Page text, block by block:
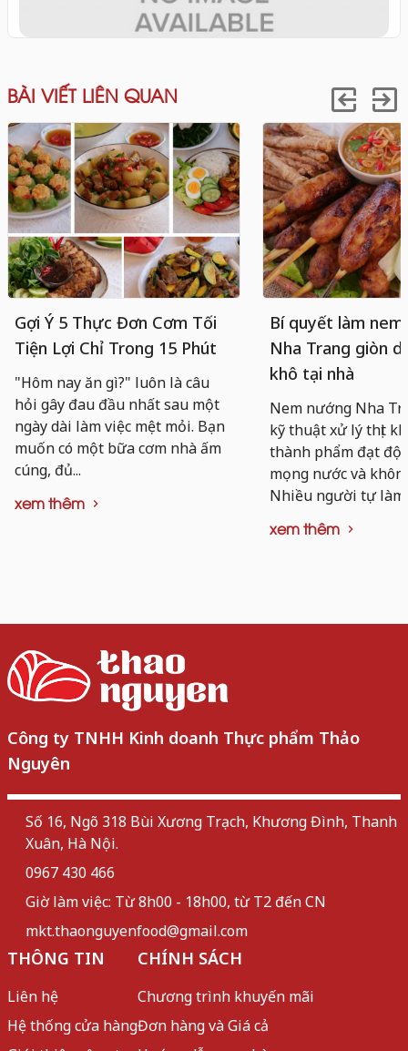
BÀI VIẾT LIÊN QUAN
Gợi Ý 5 Thực Đơn Cơm Tối
Tiện Lợi Chỉ Trong 15 Phút
"Hôm nay ăn gì?" luôn là câu
hỏi gây đau đầu nhất sau một
ngày dài làm việc mệt mỏi. Bạn
muốn có một bữa cơm nhà ấm
cúng, đủ...
xem thêm
Bí quyết làm
Nha Trang giòn
khô tại nhà
Nem nướng Nha
kỹ thuật xử lý thịt
thành phẩm đạt độ
mọng nước và
Nhiều người tự
xem thêm
Công ty TNHH Kinh doanh Thực phẩm Thảo
Nguyên
Số 16, Ngõ 318 Bùi Xương Trạch, Khương Đình, Thanh
Xuân, Hà Nội.
0967 430 466
Giờ làm việc: Từ 8h00 - 18h00, từ T2 đến CN
mkt.thaonguyenfood@gmail.com
THÔNG TIN
Liên hệ
Hệ thống cửa hàng
CHÍNH SÁCH
Chương trình khuyến mãi
Đơn hàng và Giá cả